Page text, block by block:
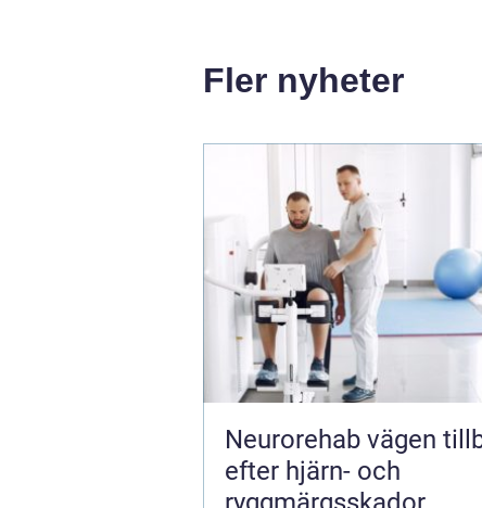
Fler nyheter
Neurorehab vägen tillbaka
efter hjärn- och